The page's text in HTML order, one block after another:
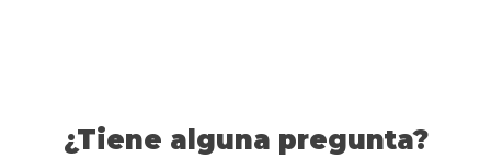
¿Tiene alguna pregunta?